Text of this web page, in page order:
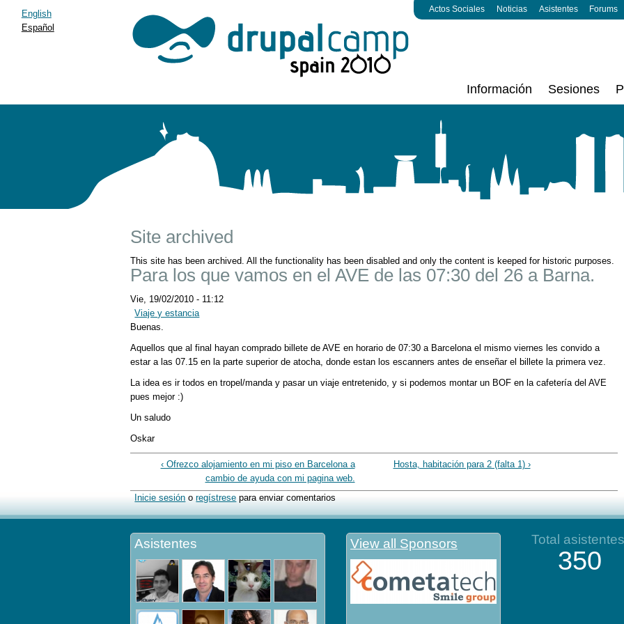
Actos Sociales Noticias Asistentes Forums
Información Sesiones
Site archived
This site has been archived. All the functionality has been disabled and only the content is keeped for historic purposes.
Para los que vamos en el AVE de las 07:30 del 26 a Barna.
Vie, 19/02/2010 - 11:12
Viaje y estancia
Buenas.
Aquellos que al final hayan comprado billete de AVE en horario de 07:30 a Barcelona el mismo viernes les convido a
estar a las 07.15 en la parte superior de atocha, donde estan los escanners antes de enseñar el billete la primera vez.
La idea es ir todos en tropel/manda y pasar un viaje entretenido, y si podemos montar un BOF en la cafetería del AVE
pues mejor :)
Un saludo
Oskar
‹ Ofrezco alojamiento en mi piso en Barcelona a
cambio de ayuda con mi pagina web.
Hosta, habitación para 2 (falta 1) ›
Inicie sesión oregístrese para enviar comentarios
Asistentes
English
Español
View all Sponsors Total asistentes
350